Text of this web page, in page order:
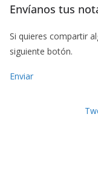
Envíanos tus
Si quieres compartir
siguiente botón.
Enviar